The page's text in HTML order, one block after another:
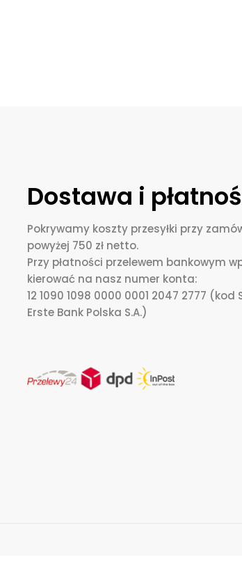
Dostawa i
Pokrywamy koszty przesyłki przy
powyżej 750 zł netto.
Przy płatności przelewem bankowym
kierować na nasz numer konta:
12 1090 1098 0000 0001 2047 2777 (kod
Erste Bank Polska S.A.)